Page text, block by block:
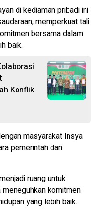
di kediaman pribadi ini
memperkuat tali
bersama dalam
baik.
Konflik
masyarakat Insya
pemerintah dan
ruang untuk
komitmen
yang lebih baik.